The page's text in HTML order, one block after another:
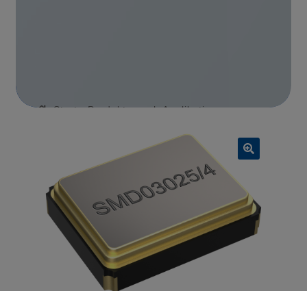
Start
Produkte nach Applikation